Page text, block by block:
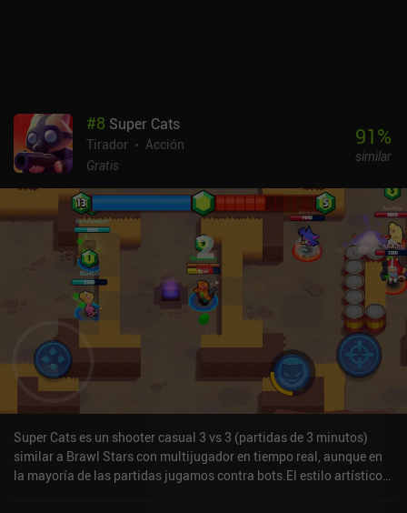
#8 Super Cats
Tirador
Acción
Gratis
91%
similar
Super Cats es un shooter casual 3 vs 3 (partidas de 3 minutos)
similar a Brawl Stars con multijugador en tiempo real, aunque en
la mayoría de las partidas jugamos contra bots.El estilo artístico